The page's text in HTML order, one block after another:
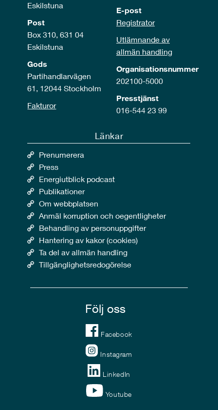
Eskilstuna
Post
Box 310, 631 04
Eskilstuna
Gods
Partihandlarvägen
61, 12044 Stockholm
Fakturor
E-post
Registrator
Utlämnande av
allmän handling
Organisationsnummer
202100-5000
Presstjänst
016-544 23 99
Länkar
Prenumerera
Press
Energiutblick podcast
Publikationer
Om webbplatsen
Anmäl korruption och oegentligheter
Behandling av personuppgifter
Hantering av kakor (cookies)
Ta del av allmän handling
Tillgänglighetsredogörelse
Följ oss
Facebook
Instagram
LinkedIn
Youtube